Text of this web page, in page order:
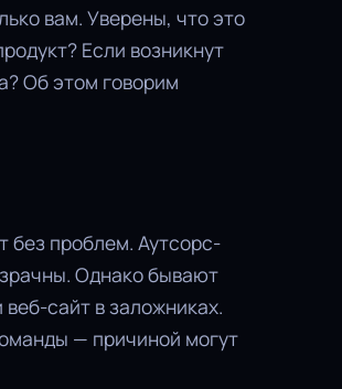
вам. Уверены, что это
Если возникнут
Об этом говорим
без проблем. Аутсорс-
Однако бывают
сайт в заложниках.
— причиной могут